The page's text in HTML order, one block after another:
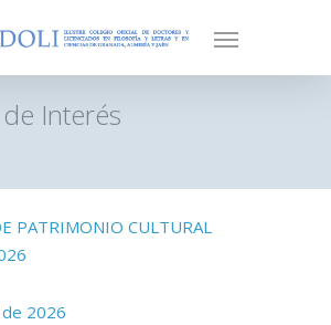
Interés
PATRIMONIO CULTURAL
de 2026